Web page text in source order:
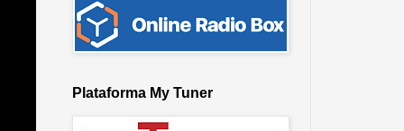
Plataforma My Tuner